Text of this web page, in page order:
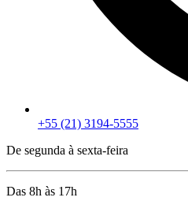
+55 (21) 3194-5555
De segunda à sexta-feira
Das 8h às 17h